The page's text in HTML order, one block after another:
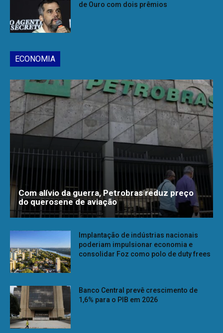
de Ouro com dois prêmios
ECONOMIA
Com alívio da guerra, Petrobras reduz preço
do querosene de aviação
Implantação de indústrias nacionais
poderiam impulsionar economia e
consolidar Foz como polo de duty frees
Banco Central prevê crescimento de
1,6% para o PIB em 2026